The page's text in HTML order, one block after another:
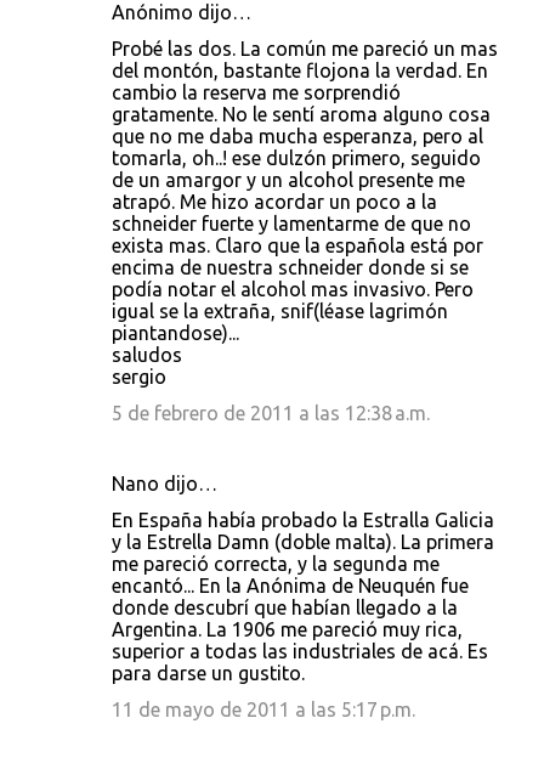
Anónimo dijo…
Probé las dos. La común me pareció un mas
del montón, bastante flojona la verdad. En
cambio la reserva me sorprendió
gratamente. No le sentí aroma alguno cosa
que no me daba mucha esperanza, pero al
tomarla, oh..! ese dulzón primero, seguido
de un amargor y un alcohol presente me
atrapó. Me hizo acordar un poco a la
schneider fuerte y lamentarme de que no
exista mas. Claro que la española está por
encima de nuestra schneider donde si se
podía notar el alcohol mas invasivo. Pero
igual se la extraña, snif(léase lagrimón
piantandose)...
saludos
sergio
5 de febrero de 2011 a las 12:38 a.m.
Nano dijo…
En España había probado la Estralla Galicia
y la Estrella Damn (doble malta). La primera
me pareció correcta, y la segunda me
encantó... En la Anónima de Neuquén fue
donde descubrí que habían llegado a la
Argentina. La 1906 me pareció muy rica,
superior a todas las industriales de acá. Es
para darse un gustito.
11 de mayo de 2011 a las 5:17 p.m.